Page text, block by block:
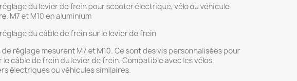
du levier de frein pour scooter électrique, vélo ou véhicule
M7 et M10 en aluminium
du câble de frein sur le levier de frein
de réglage mesurent M7 et M10. Ce sont des vis personnalisées pour
le câble de frein du levier de frein. Compatible avec les vélos,
électriques ou véhicules similaires.